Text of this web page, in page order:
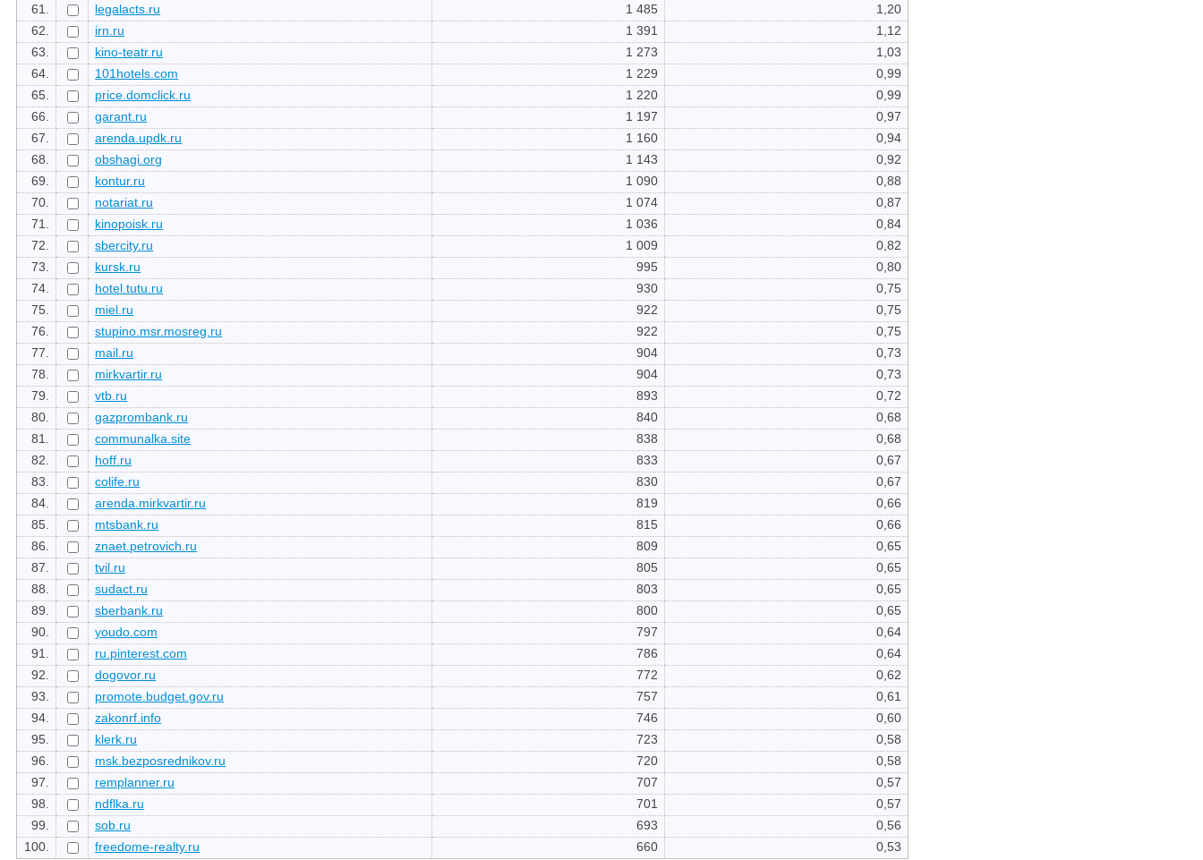
61.
legalacts.ru 1 485
1,20
62.
irn.ru 1 391
1,12
63.
kino-teatr.ru 1 273
1,03
64.
101hotels.com 1 229
0,99
65.
price.domclick.ru 1 220
0,99
66.
garant.ru 1 197
0,97
67.
arenda.updk.ru 1 160
0,94
68.
obshagi.org 1 143
0,92
69.
kontur.ru 1 090
0,88
70.
notariat.ru 1 074
0,87
71.
kinopoisk.ru 1 036
0,84
72.
sbercity.ru 1 009
0,82
73.
kursk.ru 995
0,80
74.
hotel.tutu.ru 930
0,75
75.
miel.ru 922
0,75
76.
stupino.msr.mosreg.ru 922
0,75
77.
mail.ru 904
0,73
78.
mirkvartir.ru 904
0,73
79.
vtb.ru 893
0,72
80.
gazprombank.ru 840
0,68
81.
communalka.site 838
0,68
82.
hoff.ru 833
0,67
83.
colife.ru 830
0,67
84.
arenda.mirkvartir.ru 819
0,66
85.
mtsbank.ru 815
0,66
86.
znaet.petrovich.ru 809
0,65
87.
tvil.ru 805
0,65
88.
sudact.ru 803
0,65
89.
sberbank.ru 800
0,65
90.
youdo.com 797
0,64
91.
ru.pinterest.com 786
0,64
92.
dogovor.ru 772
0,62
93.
promote.budget.gov.ru 757
0,61
94.
zakonrf.info 746
0,60
95.
klerk.ru 723
0,58
96.
msk.bezposrednikov.ru 720
0,58
97.
remplanner.ru 707
0,57
98.
ndflka.ru 701
0,57
99.
sob.ru 693
0,56
100.
freedome-realty.ru 660 0,53